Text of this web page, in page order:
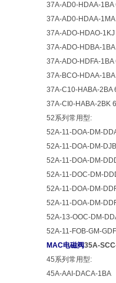
37A-AD0-HDAA-
37A-AD0-HDAA-
37A-ADO-HDAO-
37A-ADO-HDBA-
37A-ADO-HDFA-
37A-BCO-HDAA-
37A-C10-HABA-2BA
37A-CI0-HABA-2BK
52系列常用型:
52A-11-DOA-DM-
52A-11-DOA-DM-
52A-11-DOA-DM-
52A-11-DOC-DM-
52A-11-DOA-DM-
52A-11-DOA-DM-
52A-13-OOC-DM-
52A-11-FOB-GM-
MAC电磁阀35A-
45系列常用型:
45A-AAI-DACA-1BA